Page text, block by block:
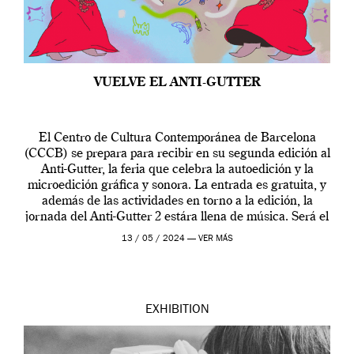
VUELVE EL ANTI-GUTTER
El Centro de Cultura Contemporánea de Barcelona
(CCCB) se prepara para recibir en su segunda edición al
Anti-Gutter, la feria que celebra la autoedición y la
microedición gráfica y sonora. La entrada es gratuita, y
además de las actividades en torno a la edición, la
jornada del Anti-Gutter 2 estára llena de música. Será el
[…]
13 / 05 / 2024 — VER MÁS
EXHIBITION